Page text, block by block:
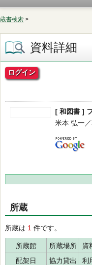
蔵書検索 >
資料詳細
ログイン
[ 和図書 ]
米本 弘一
所蔵
所蔵は 1 件です。
所蔵館 所蔵場所 資
配架日
協力貸出 利